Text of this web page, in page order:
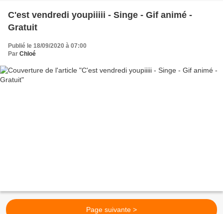
C'est vendredi youpiiiii - Singe - Gif animé -
Gratuit
Publié le 18/09/2020 à 07:00
Par Chloé
Page suivante >